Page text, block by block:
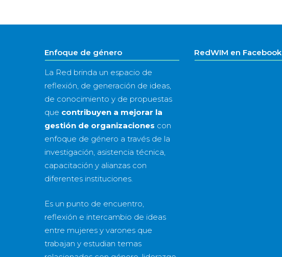
Enfoque de género
La Red brinda un espacio de
reflexión, de generación de ideas,
de conocimiento y de propuestas
que contribuyen a mejorar la
gestión de organizaciones con
enfoque de género a través de la
investigación, asistencia técnica,
capacitación y alianzas con
diferentes instituciones.
Es un punto de encuentro,
reflexión e intercambio de ideas
entre mujeres y varones que
trabajan y estudian temas
RedWIM en Facebook